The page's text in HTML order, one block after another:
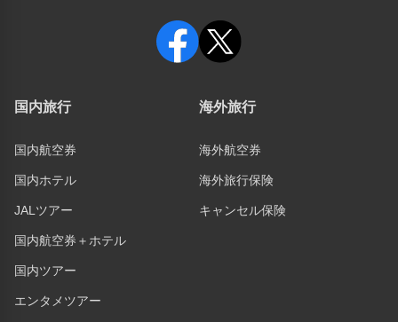
国内旅行
国内航空券
国内ホテル
JALツアー
国内航空券＋ホテル
国内ツアー
エンタメツアー
海外旅行
海外航空券
海外旅行保険
キャンセル保険